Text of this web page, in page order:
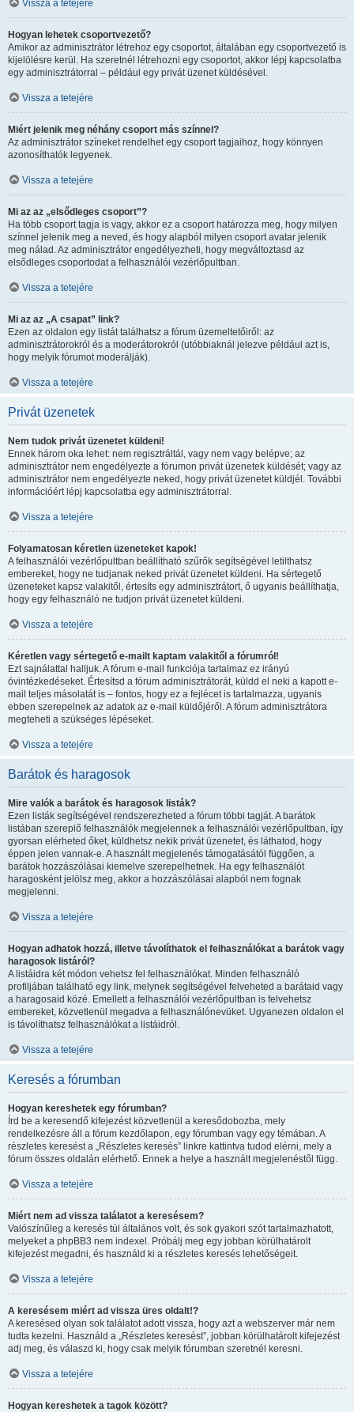
Vissza a tetejére
Hogyan lehetek csoportvezető?
Amikor az adminisztrátor létrehoz egy csoportot, általában egy csoportvezető is
kijelölésre kerül. Ha szeretnél létrehozni egy csoportot, akkor lépj kapcsolatba
egy adminisztrátorral – például egy privát üzenet küldésével.
Vissza a tetejére
Miért jelenik meg néhány csoport más színnel?
Az adminisztrátor színeket rendelhet egy csoport tagjaihoz, hogy könnyen
azonosíthatók legyenek.
Vissza a tetejére
Mi az az „elsődleges csoport”?
Ha több csoport tagja is vagy, akkor ez a csoport határozza meg, hogy milyen
színnel jelenik meg a neved, és hogy alapból milyen csoport avatar jelenik
meg nálad. Az adminisztrátor engedélyezheti, hogy megváltoztasd az
elsődleges csoportodat a felhasználói vezérlőpultban.
Vissza a tetejére
Mi az az „A csapat” link?
Ezen az oldalon egy listát találhatsz a fórum üzemeltetőiről: az
adminisztrátorokról és a moderátorokról (utóbbiaknál jelezve például azt is,
hogy melyik fórumot moderálják).
Vissza a tetejére
Privát üzenetek
Nem tudok privát üzenetet küldeni!
Ennek három oka lehet: nem regisztráltál, vagy nem vagy belépve; az
adminisztrátor nem engedélyezte a fórumon privát üzenetek küldését; vagy az
adminisztrátor nem engedélyezte neked, hogy privát üzenetet küldjél. További
információért lépj kapcsolatba egy adminisztrátorral.
Vissza a tetejére
Folyamatosan kéretlen üzeneteket kapok!
A felhasználói vezérlőpultban beállítható szűrők segítségével letilthatsz
embereket, hogy ne tudjanak neked privát üzenetet küldeni. Ha sértegető
üzeneteket kapsz valakitől, értesíts egy adminisztrátort, ő ugyanis beállíthatja,
hogy egy felhasználó ne tudjon privát üzenetet küldeni.
Vissza a tetejére
Kéretlen vagy sértegető e-mailt kaptam valakitől a fórumról!
Ezt sajnálattal halljuk. A fórum e-mail funkciója tartalmaz ez irányú
óvintézkedéseket. Értesítsd a fórum adminisztrátorát, küldd el neki a kapott e-
mail teljes másolatát is – fontos, hogy ez a fejlécet is tartalmazza, ugyanis
ebben szerepelnek az adatok az e-mail küldőjéről. A fórum adminisztrátora
megteheti a szükséges lépéseket.
Vissza a tetejére
Barátok és haragosok
Mire valók a barátok és haragosok listák?
Ezen listák segítségével rendszerezheted a fórum többi tagját. A barátok
listában szereplő felhasználók megjelennek a felhasználói vezérlőpultban, így
gyorsan elérheted őket, küldhetsz nekik privát üzenetet, és láthatod, hogy
éppen jelen vannak-e. A használt megjelenés támogatásától függően, a
barátok hozzászólásai kiemelve szerepelhetnek. Ha egy felhasználót
haragosként jelölsz meg, akkor a hozzászólásai alapból nem fognak
megjelenni.
Vissza a tetejére
Hogyan adhatok hozzá, illetve távolíthatok el felhasználókat a barátok vagy
haragosok listáról?
A listáidra két módon vehetsz fel felhasználókat. Minden felhasználó
profiljában található egy link, melynek segítségével felveheted a barátaid vagy
a haragosaid közé. Emellett a felhasználói vezérlőpultban is felvehetsz
embereket, közvetlenül megadva a felhasználónevüket. Ugyanezen oldalon el
is távolíthatsz felhasználókat a listáidról.
Vissza a tetejére
Keresés a fórumban
Hogyan kereshetek egy fórumban?
Írd be a keresendő kifejezést közvetlenül a keresődobozba, mely
rendelkezésre áll a fórum kezdőlapon, egy fórumban vagy egy témában. A
részletes keresést a „Részletes keresés” linkre kattintva tudod elérni, mely a
fórum összes oldalán elérhető. Ennek a helye a használt megjelenéstől függ.
Vissza a tetejére
Miért nem ad vissza találatot a keresésem?
Valószínűleg a keresés túl általános volt, és sok gyakori szót tartalmazhatott,
melyeket a phpBB3 nem indexel. Próbálj meg egy jobban körülhatárolt
kifejezést megadni, és használd ki a részletes keresés lehetőségeit.
Vissza a tetejére
A keresésem miért ad vissza üres oldalt!?
A keresésed olyan sok találatot adott vissza, hogy azt a webszerver már nem
tudta kezelni. Használd a „Részletes keresést”, jobban körülhatárolt kifejezést
adj meg, és válaszd ki, hogy csak melyik fórumban szeretnél keresni.
Vissza a tetejére
Hogyan kereshetek a tagok között?